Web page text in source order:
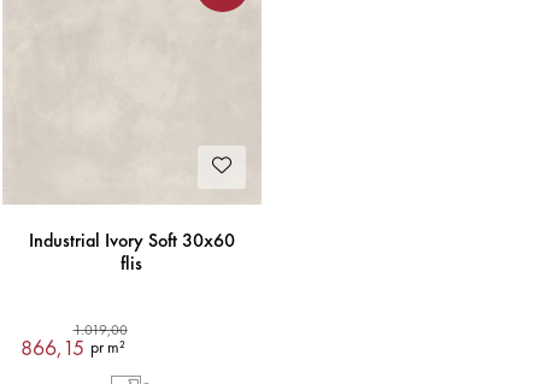
Industrial Ivory Soft 30x60
flis
1.019,00
866,15 pr m²